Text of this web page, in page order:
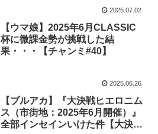
2025.07.02
【ウマ娘】2025年6月CLASSIC
杯に微課金勢が挑戦した結
果・・・【チャンミ#40】
2025.06.26
【ブルアカ】『大決戦ヒエロニム
ス（市街地：2025年6月開催）』
全部インセインいけた件【大決